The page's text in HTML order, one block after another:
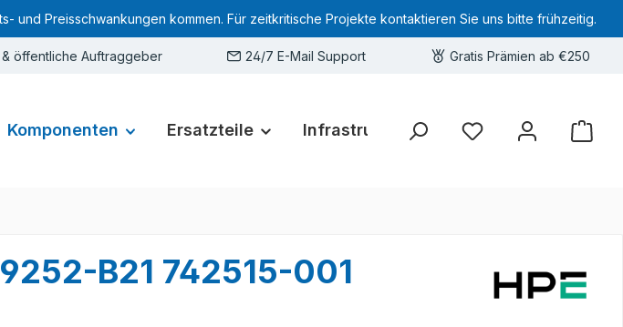
und Preisschwankungen kommen. Für zeitkritische Projekte kontaktieren Sie uns bitte frühzeitig.
öffentliche Auftraggeber 24/7 E-Mail Support Gratis Prämien ab €250
Komponenten Ersatzteile Infrastruktur Hardware-Deals
Sie haben 0 Produkte
B21 742515-001